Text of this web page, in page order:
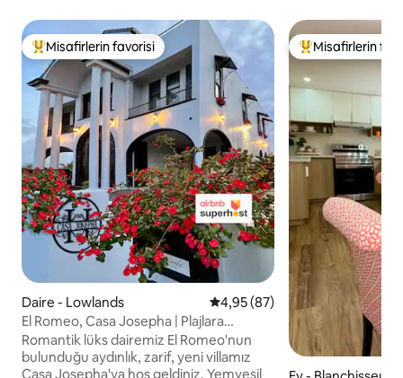
Misafirlerin favorilerinden en beğenilenler arasında
Misafirlerin favorisi
Daire - Lowlands 5 üzerinden ortalama 4,95
4,95 (87)
El Romeo, Casa Josepha | Plajlara
arabayla 10 dakika!
Romantik lüks dairemiz El Romeo'nun
bulunduğu aydınlık, zarif, yeni villamız
Casa Josepha'ya hoş geldiniz. Yemyeşil
Misafirlerin
Misafirlerin